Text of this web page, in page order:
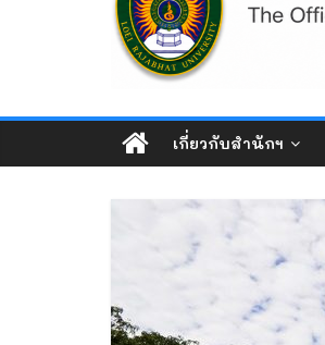
เสริม
วิชาการ
และ
งาน
ทะเบียน
เกี่ยวกับสำนักฯ